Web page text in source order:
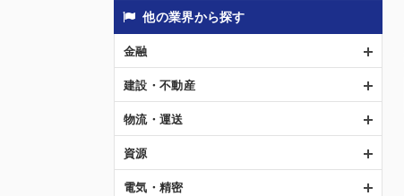
他の業界から探す
金融
建設・不動産
物流・運送
資源
電気・精密